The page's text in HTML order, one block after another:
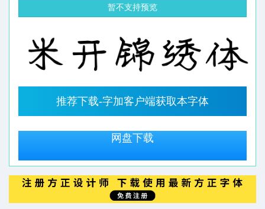
暂不支持预览
推荐下载-字加客户端获取本字体
网盘下载